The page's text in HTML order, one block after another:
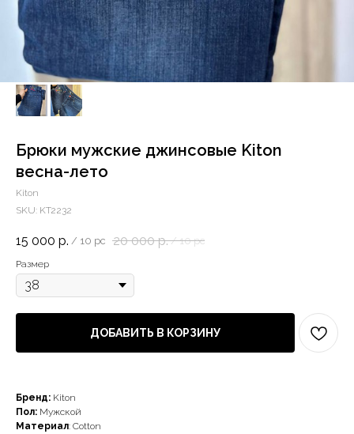
Брюки мужские джинсовые Kiton
весна-лето
Kiton
SKU: KT2232
15 000 р. / 10 pc 20 000 р. / 10 pc
Размер
ДОБАВИТЬ В КОРЗИНУ
Бренд: Kiton
Пол: Мужской
Материал: Cotton